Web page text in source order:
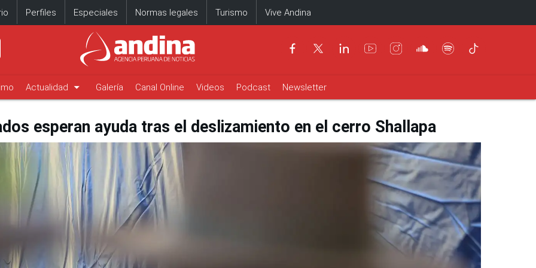
Perfiles Especiales Normas legales Turismo Vive Andina
Actualidad arrow_drop_down Galería Canal Online Videos Podcast Newsletter
esperan ayuda tras el deslizamiento en el cerro Shallapa